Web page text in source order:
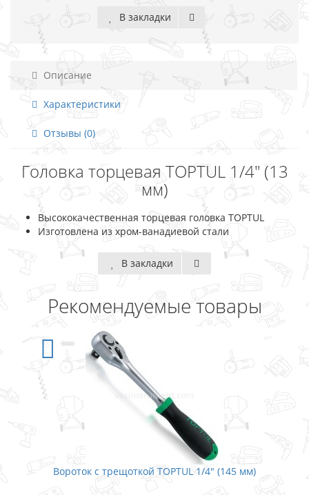
В закладки
Описание
Характеристики
Отзывы (0)
Головка торцевая TOPTUL 1/4" (13
мм)
Высококачественная торцевая головка TOPTUL
Изготовлена из хром-ванадиевой стали
В закладки
Рекомендуемые товары
Вороток с трещоткой TOPTUL 1/4" (145 мм)